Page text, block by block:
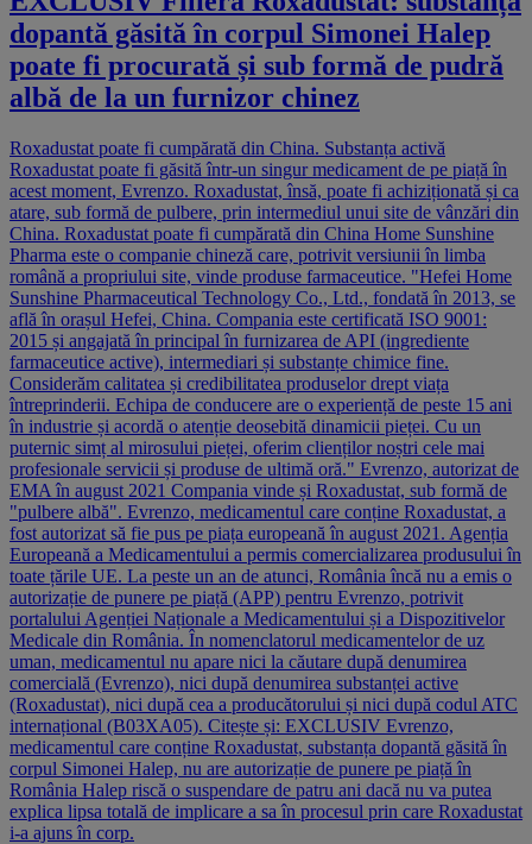
dopantă găsită în corpul Simonei Halep
poate fi procurată și sub formă de pudră
albă de la un furnizor chinez
Roxadustat poate fi cumpărată din China. Substanța activă
Roxadustat poate fi găsită într-un singur medicament de pe piață în
acest moment, Evrenzo. Roxadustat, însă, poate fi achiziționată și ca
atare, sub formă de pulbere, prin intermediul unui site de vânzări din
China. Roxadustat poate fi cumpărată din China Home Sunshine
Pharma este o companie chineză care, potrivit versiunii în limba
română a propriului site, vinde produse farmaceutice. "Hefei Home
Sunshine Pharmaceutical Technology Co., Ltd., fondată în 2013, se
află în orașul Hefei, China. Compania este certificată ISO 9001:
2015 și angajată în principal în furnizarea de API (ingrediente
farmaceutice active), intermediari și substanțe chimice fine.
Considerăm calitatea și credibilitatea produselor drept viața
întreprinderii. Echipa de conducere are o experiență de peste 15 ani
în industrie și acordă o atenție deosebită dinamicii pieței. Cu un
puternic simț al mirosului pieței, oferim clienților noștri cele mai
profesionale servicii și produse de ultimă oră." Evrenzo, autorizat de
EMA în august 2021 Compania vinde și Roxadustat, sub formă de
"pulbere albă". Evrenzo, medicamentul care conține Roxadustat, a
fost autorizat să fie pus pe piața europeană în august 2021. Agenția
Europeană a Medicamentului a permis comercializarea produsului în
toate țările UE. La peste un an de atunci, România încă nu a emis o
autorizație de punere pe piață (APP) pentru Evrenzo, potrivit
portalului Agenției Naționale a Medicamentului și a Dispozitivelor
Medicale din România. În nomenclatorul medicamentelor de uz
uman, medicamentul nu apare nici la căutare după denumirea
comercială (Evrenzo), nici după denumirea substanței active
(Roxadustat), nici după cea a producătorului și nici după codul ATC
internațional (B03XA05). Citește și: EXCLUSIV Evrenzo,
medicamentul care conține Roxadustat, substanța dopantă găsită în
corpul Simonei Halep, nu are autorizație de punere pe piață în
România Halep riscă o suspendare de patru ani dacă nu va putea
explica lipsa totală de implicare a sa în procesul prin care Roxadustat
i-a ajuns în corp.